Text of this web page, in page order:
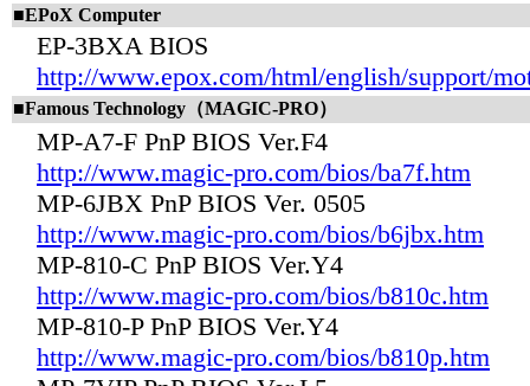
■EPoX Computer
EP-3BXA BIOS
http://www.epox.com/html/english/support/
■Famous Technology（MAGIC-PRO）
MP-A7-F PnP BIOS Ver.F4
http://www.magic-pro.com/bios/ba7f.htm
MP-6JBX PnP BIOS Ver. 0505
http://www.magic-pro.com/bios/b6jbx.htm
MP-810-C PnP BIOS Ver.Y4
http://www.magic-pro.com/bios/b810c.htm
MP-810-P PnP BIOS Ver.Y4
http://www.magic-pro.com/bios/b810p.htm